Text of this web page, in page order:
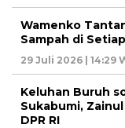
Wamenko
Sampah di
29 Juli 2026 | 14:29
Keluhan Buruh
Sukabumi,
DPR RI